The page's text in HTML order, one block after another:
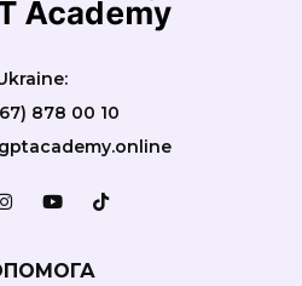
878 00 10